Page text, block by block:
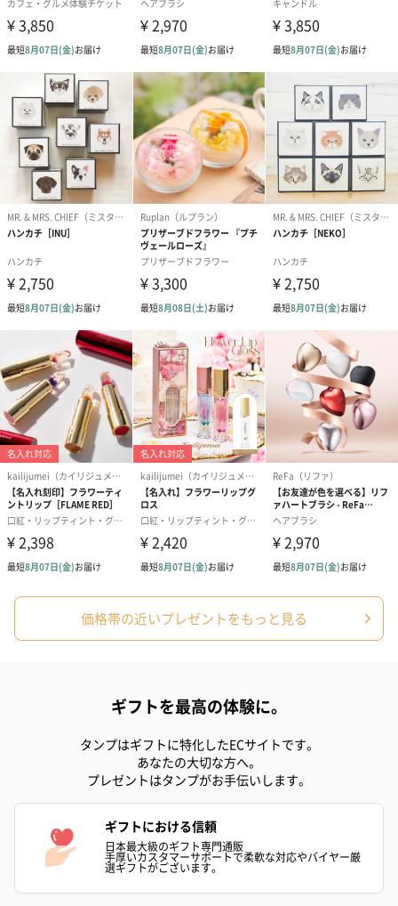
フラワーテディベア
（2,390円）
テディベア（バニラ）
（1,760円）
テディベア（
ル）（1,760
紅茶・コーヒー・スイーツ
紅茶・コーヒー・スイーツを同梱してお届けいたします。ギフト
への＋αにおすすめです。
アールグレイ（HAPPY
BIRTHDAY TO YOU）
（660円）
アールグレイティー
（660円）
フルーツティ
円）
スイーツ
です。
ゼリーバウム カット
（レモン＆紅茶）（432
麦わらパンダバウム
（バナナ味）（540円）
スキンケアグッズ
スキンケアグッズを同梱してお届けします。
価格帯の近いプレゼントをもっと見る
ギフトを最高の体験に。
タンプはギフトに特化したECサイトです。
あなたの大切な方へ。
プレゼントはタンプがお手伝いします。
ギフトにおける信頼
日本最大級のギフト専門通販
手厚いカスタマーサポートで柔軟な対応やバイヤー厳
選ギフトがございます。